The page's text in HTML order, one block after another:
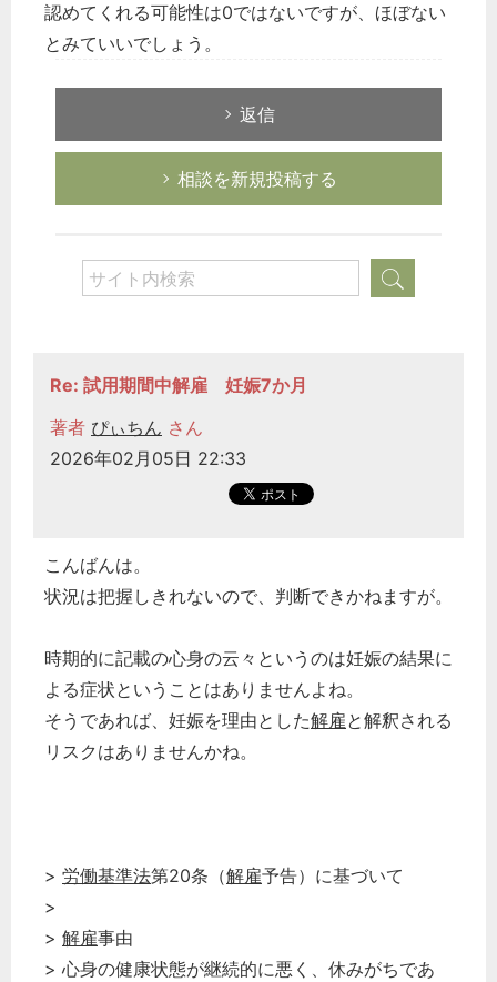
認めてくれる可能性は0ではないですが、ほぼない
とみていいでしょう。
返信
相談を新規投稿する
Re: 試用期間中解雇 妊娠7か月
著者 ぴぃちん さん
2026年02月05日 22:33
こんばんは。
状況は把握しきれないので、判断できかねますが。
時期的に記載の心身の云々というのは妊娠の結果に
よる症状ということはありませんよね。
そうであれば、妊娠を理由とした解雇と解釈される
リスクはありませんかね。
> 労働基準法第20条（解雇予告）に基づいて
>
> 解雇事由
> 心身の健康状態が継続的に悪く、休みがちであ